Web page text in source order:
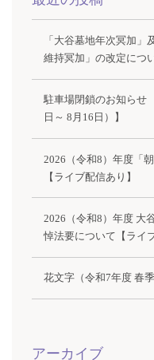
「大谷墓地年次冥加」
維持冥加」の改定につ
駐車場閉鎖のお知らせ
日～ 8月16日）】
2026（令和8）年度「
【ライブ配信あり】
2026（令和8）年度 大
悼法要について【ライ
花文字（令和7年度 春
アーカイブ